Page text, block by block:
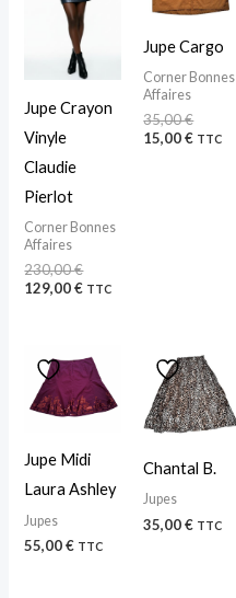
Jupe Crayon
Vinyle
Claudie
Pierlot
Corner Bonnes
Affaires
230,00€
129,00€ TTC
Jupe Cargo
Corner Bonnes
Affaires
35,00€
15,00€ TTC
Jupe Midi
Laura Ashley
Jupes
55,00€ TTC
Chantal B.
Jupes
35,00€ TTC